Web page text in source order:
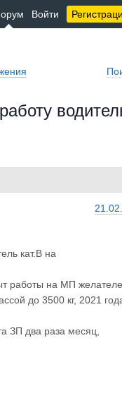
Войти
кат.В на
работы на МП
до 3500 кг, 2021
ЗП два раза месяц,